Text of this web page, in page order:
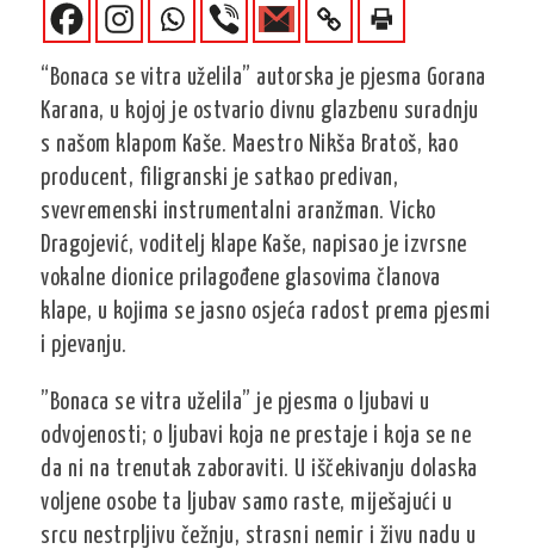
“Bonaca se vitra uželila” autorska je pjesma Gorana
Karana, u kojoj je ostvario divnu glazbenu suradnju
s našom klapom Kaše. Maestro Nikša Bratoš, kao
producent, filigranski je satkao predivan,
svevremenski instrumentalni aranžman. Vicko
Dragojević, voditelj klape Kaše, napisao je izvrsne
vokalne dionice prilagođene glasovima članova
klape, u kojima se jasno osjeća radost prema pjesmi
i pjevanju.
”Bonaca se vitra uželila” je pjesma o ljubavi u
odvojenosti; o ljubavi koja ne prestaje i koja se ne
da ni na trenutak zaboraviti. U iščekivanju dolaska
voljene osobe ta ljubav samo raste, miješajući u
srcu nestrpljivu čežnju, strasni nemir i živu nadu u